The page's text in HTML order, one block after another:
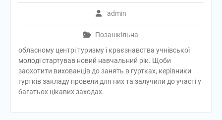
admin
Позашкільна
обласному центрі туризму і краєзнавства учнівської
молоді стартував новий навчальний рік. Щоби
заохотити вихованців до занять в гуртках, керівники
гуртків закладу провели для них та залучили до участі у
багатьох цікавих заходах.